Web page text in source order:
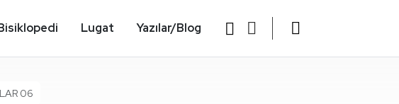
Lugat Yazılar/Blog
06